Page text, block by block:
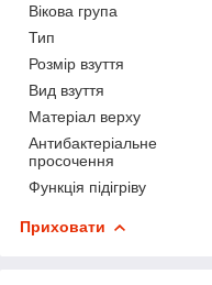
Вікова група
Тип
Розмір взуття
Вид взуття
Матеріал верху
Антибактеріальне
просочення
Функція підігріву
Приховати